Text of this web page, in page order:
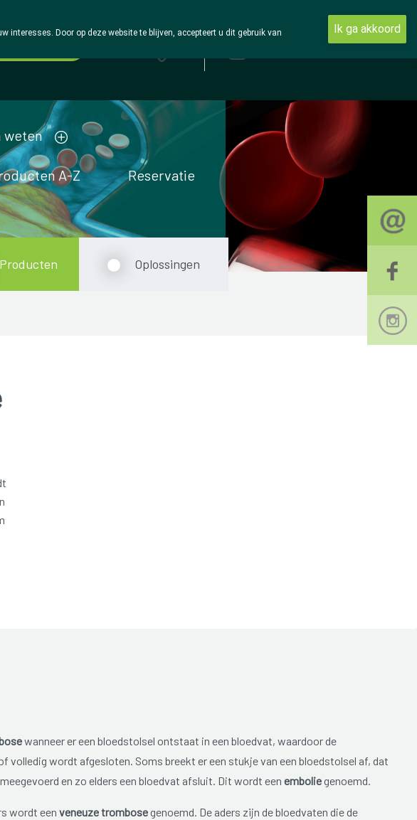
weten
A-Z Reservatie
Producten Oplossingen
wanneer er een bloedstolsel ontstaat in een bloedvat, waardoor de
volledig wordt afgesloten. Soms breekt er een stukje van een bloedstolsel af, dat
en zo elders een bloedvat afsluit. Dit wordt een emboliegenoemd.
wordt een veneuze trombosegenoemd. De aders zijn de bloedvaten die de
interesses. Door op deze website te blijven, accepteert u dit gebruik van
Ik ga akkoord